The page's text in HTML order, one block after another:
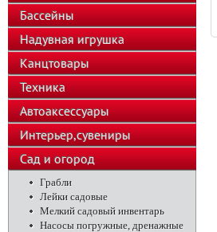
Бассейны
Надувная игрушка
Канцтовары
Техника
Автоаксессуары
Интерьер,сувениры
Сад и огород
Грабли
Лейки садовые
Мелкий садовый инвентарь
Насосы погружные, дренажные